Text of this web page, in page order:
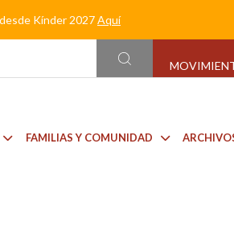
Kínder 2027Aquí
FAMILIAS Y COMUNIDAD